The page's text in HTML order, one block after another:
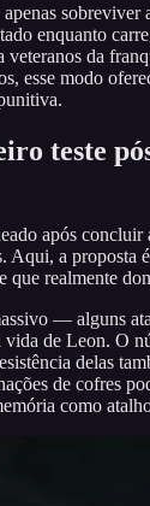
sobreviver
enquanto
veteranos da
esse modo
teste
após concluir
Aqui, a proposta
realmente
— alguns
vida de Leon. O
delas
de cofres
como